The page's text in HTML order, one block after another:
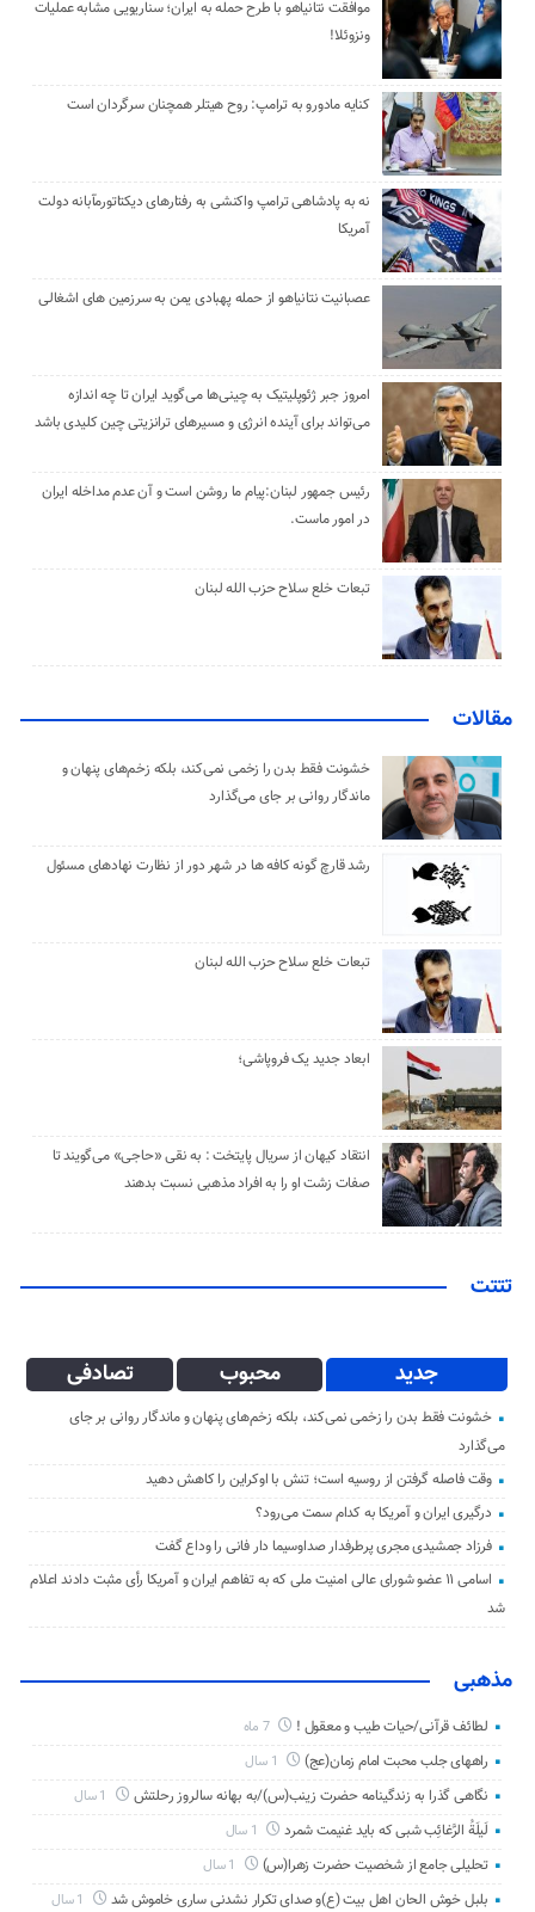
موافقت نتانیاهو با طرح حمله به ایران؛ سناریویی مشابه عملیات
ونزوئلا!
کنایه مادورو به ترامپ: روح هیتلر همچنان سرگردان است
نه به پادشاهی ترامپ واکنشی به رفتارهای دیکتاتورمآبانه دولت
آمریکا
عصبانیت نتانیاهو از حمله پهبادی یمن به سرزمین های اشغالی
امروز جبر ژئوپلیتیک به چینی‌ها می‌گوید ایران تا چه اندازه
می‌تواند برای آینده انرژی و مسیرهای ترانزیتی چین کلیدی باشد
رئیس جمهور لبنان:پیام ما روشن است و آن عدم مداخله ایران
در امور ماست.
تبعات خلع سلاح حزب الله لبنان
مقالات
خشونت فقط بدن را زخمی نمی‌کند، بلکه زخم‌های پنهان و
ماندگار روانی بر جای می‌گذارد
رشد قارچ گونه کافه ها در شهر دور از نظارت نهادهای مسئول
تبعات خلع سلاح حزب الله لبنان
ابعاد جدید یک فروپاشی؛
انتقاد کیهان از سریال پایتخت : به نقی «حاجی» می‌گویند تا
صفات زشت او را به افراد مذهبی نسبت بدهند
تتتت
جدید محبوب تصادفی
خشونت فقط بدن را زخمی نمی‌کند، بلکه زخم‌های پنهان و ماندگار روانی بر جای
می‌گذارد
وقت فاصله گرفتن از روسیه است؛ تنش با اوکراین را کاهش دهید
درگیری ایران و آمریکا به کدام سمت می‌رود؟
فرزاد جمشیدی مجری پرطرفدار صداوسیما دار فانی را وداع گفت
اسامی ۱۱ عضو شورای عالی امنیت ملی که به تفاهم ایران و آمریکا رأی مثبت دادند اعلام
شد
مذهبی
لطائف قرآنی/حیات طیب و معقول ! 7 ماه
راههای جلب محبت امام زمان(عج)
نگاهی گذرا به زندگینامه حضرت زینب(س)/به بهانه سالروز رحلتش
لَیلَةُ الرَّغائِب شبی که باید غنیمت شمرد
تحلیلی جامع از شخصیت حضرت زهرا(س)
بلبل خوش الحان اهل بیت (ع)و صدای تکرار نشدنی ساری خاموش شد